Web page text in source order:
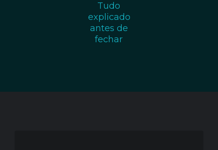
Tudo
explicado
antes de
fechar